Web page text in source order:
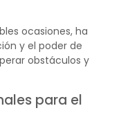
ocasiones, ha
y el poder de
obstáculos y
para el